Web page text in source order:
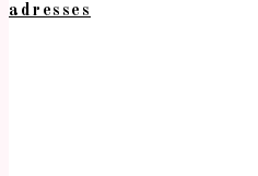
adresses